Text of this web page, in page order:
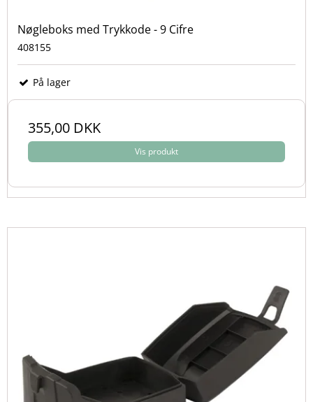
Nøgleboks med Trykkode - 9 Cifre
408155
På lager
355,00 DKK
Vis produkt